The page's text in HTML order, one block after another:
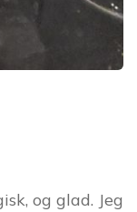
og glad. Jeg